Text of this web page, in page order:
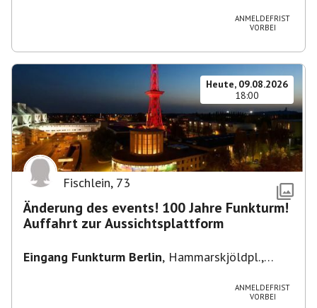
ANMELDEFRIST
VORBEI
Heute, 09.08.2026
18:00
Fischlein, 73
Änderung des events! 100 Jahre Funkturm!
Auffahrt zur Aussichtsplattform
Eingang Funkturm Berlin, Hammarskjöldpl.,
ANMELDEFRIST
VORBEI